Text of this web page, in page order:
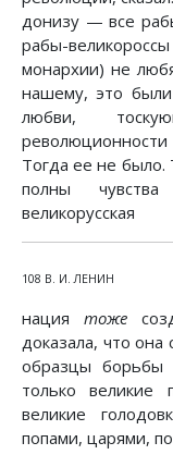
донизу — все
рабы-
монархии) не
нашему, это
любви,
революционности
Тогда ее не
полны
великорусская
108 В. И. ЛЕНИН
нация тоже
доказала, что она
образцы борьбы
только великие
великие
попами, царями,